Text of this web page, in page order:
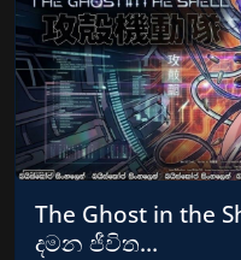
The Ghost in the
දමන ජීවිත…